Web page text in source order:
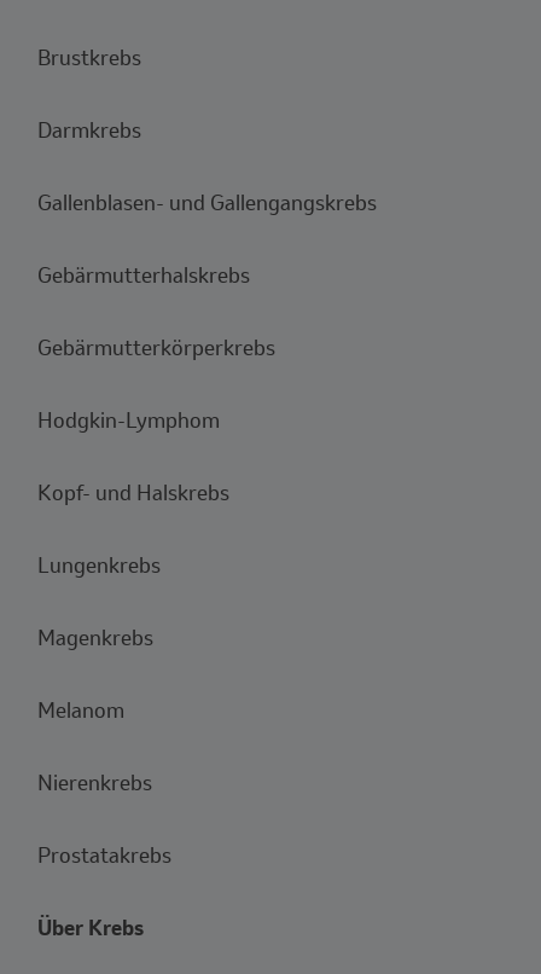
Brustkrebs
Darmkrebs
Gallenblasen- und Gallengangskrebs
Gebärmutterhalskrebs
Gebärmutterkörperkrebs
Hodgkin-Lymphom
Kopf- und Halskrebs
Lungenkrebs
Magenkrebs
Melanom
Nierenkrebs
Prostatakrebs
Über Krebs